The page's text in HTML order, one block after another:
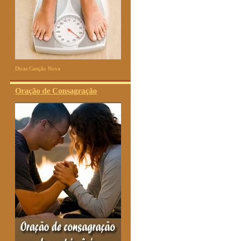
Dicas Canção Nova
Oração de Consagração